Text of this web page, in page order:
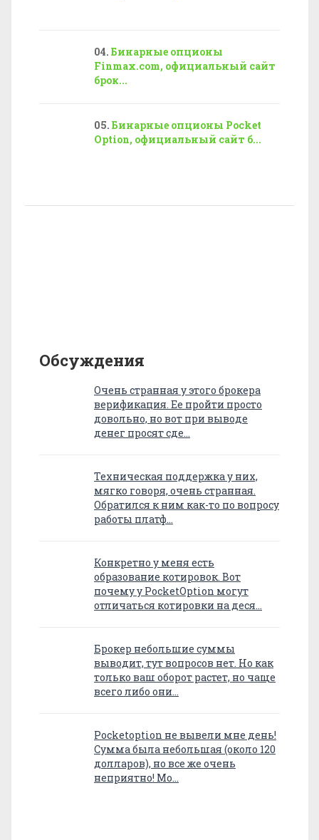
Бинарные опционы
Finmax.com, официальный сайт
брок...
Бинарные опционы Pocket
Option, официальный сайт б...
Обсуждения
Очень странная у этого брокера
верификация. Ее пройти просто
довольно, но вот при выводе
денег просят сде…
Техническая поддержка у них,
мягко говоря, очень странная.
Обратился к ним как-то по вопросу
работы платф…
Конкретно у меня есть
образование котировок. Вот
почему у PocketOption могут
отличаться котировки на деся…
Брокер небольшие суммы
выводит, тут вопросов нет. Но как
только ваш оборот растет, но чаще
всего либо они…
Pocketoption не вывели мне день!
Сумма была небольшая (около 120
долларов), но все же очень
неприятно! Мо…